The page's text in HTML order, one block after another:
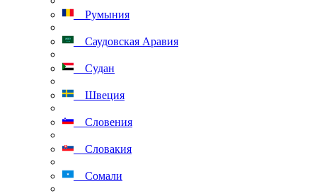
Румыния
Саудовская Аравия
Судан
Швеция
Словения
Словакия
Сомали